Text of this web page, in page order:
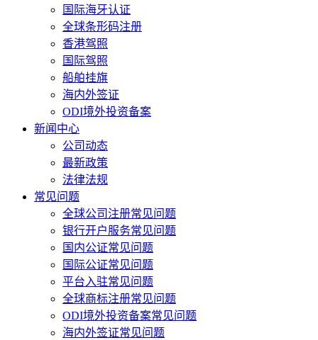
国际海牙认证
全球条形码注册
香港驾照
国际驾照
船舶挂旗
海内外签证
ODI境外投资备案
新闻中心
公司动态
最新政策
法律法规
常见问题
全球公司注册常见问题
银行开户服务常见问题
国内公证常见问题
国际公证常见问题
平台入驻常见问题
全球商标注册常见问题
ODI境外投资备案常见问题
海内外签证常见问题